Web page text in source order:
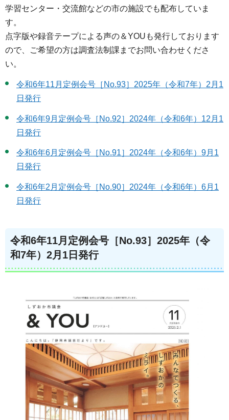
学習センター・交流館などの市の施設でも配布していま
す。
点字版や録音テープによる声の＆YOUも発行しております
ので、ご希望の方は調査法制課までお問い合わせくださ
い。
令和6年11月定例会号［No.93］2025年（令和7年）2月1
日発行
令和6年9月定例会号［No.92］2024年（令和6年）12月1
日発行
令和6年6月定例会号［No.91］2024年（令和6年）9月1
日発行
令和6年2月定例会号［No.90］2024年（令和6年）6月1
日発行
令和6年11月定例会号［No.93］2025年（令
和7年）2月1日発行